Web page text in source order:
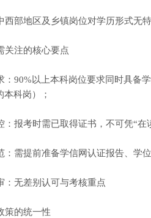
地区及乡镇岗位对学历形式无特
注的核心要点
以上本科岗位要求同时具备学
本科岗）；
考时需已取得证书，不可凭“在
提前准备学信网认证报告、学位
无差别认可与考核重点
的统一性